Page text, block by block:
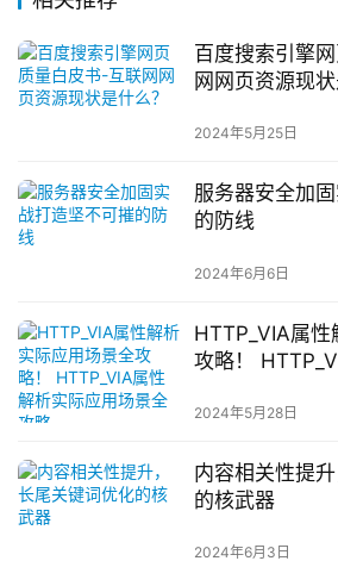
百度搜索引擎
网网页资源现状
2024年5月25日
服务器安全加
的防线
2024年6月6日
HTTP_VIA属
攻略！
2024年5月28日
内容相关性提
的核武器
2024年6月3日